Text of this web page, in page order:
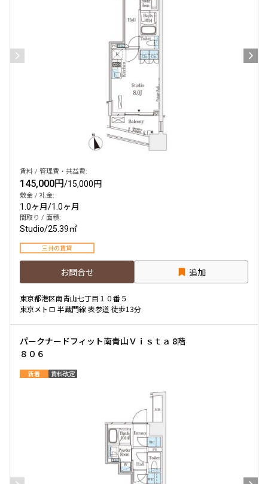
賃料 / 管理費・共益費:
145,000円/15,000円
敷金 / 礼金:
1.0ヶ月/1.0ヶ月
間取り / 面積:
Studio/25.39㎡
三井の賃貸
お問合せ 追加
東京都港区南青山七丁目１０番５
東京メトロ 半蔵門線 表参道 徒歩13分
パークナードフィット南青山Ｖｉｓｔａ 8階
８０６
新着 賃料改定